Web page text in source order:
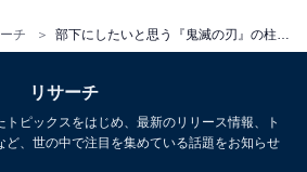
チ
なりたいと思う『鬼滅の刃』の柱メンバ
キング！ 同率2位「煉獄杏寿郎」、「宇
」を抑えたダントツ1位は？
リサーチ
ピックスをはじめ、最新のリリース情報、ト
ど、世の中で注目を集めている話題をお知らせ